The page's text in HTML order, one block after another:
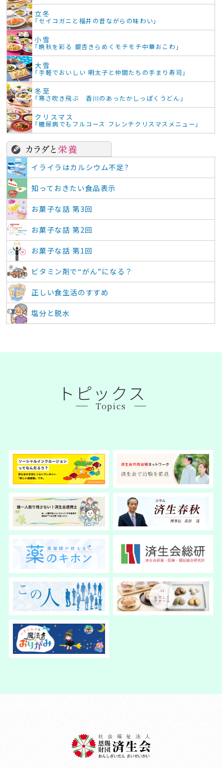
立冬
「セイコガニと福井の昔ながらの味わい」
小雪
「晩秋を彩る 銀杏きらめくモチモチ中華おこわ」
大雪
「手軽でおいしい 明太子と仲間たちの手まり寿司」
冬至
「寒さ吹き飛ぶ 香川のあったかしっぽくうどん」
クリスマス
「糖尿病でもフルコース フレンチクリスマスメニュー」
イライラはカルシウム不足?
知っておきたい食品表示
お菓子な話 第3回
お菓子な話 第2回
お菓子な話 第1回
ビタミン剤で“がん”になる？
正しい食生活のすすめ
塩分と脱水
トピックス
Topics